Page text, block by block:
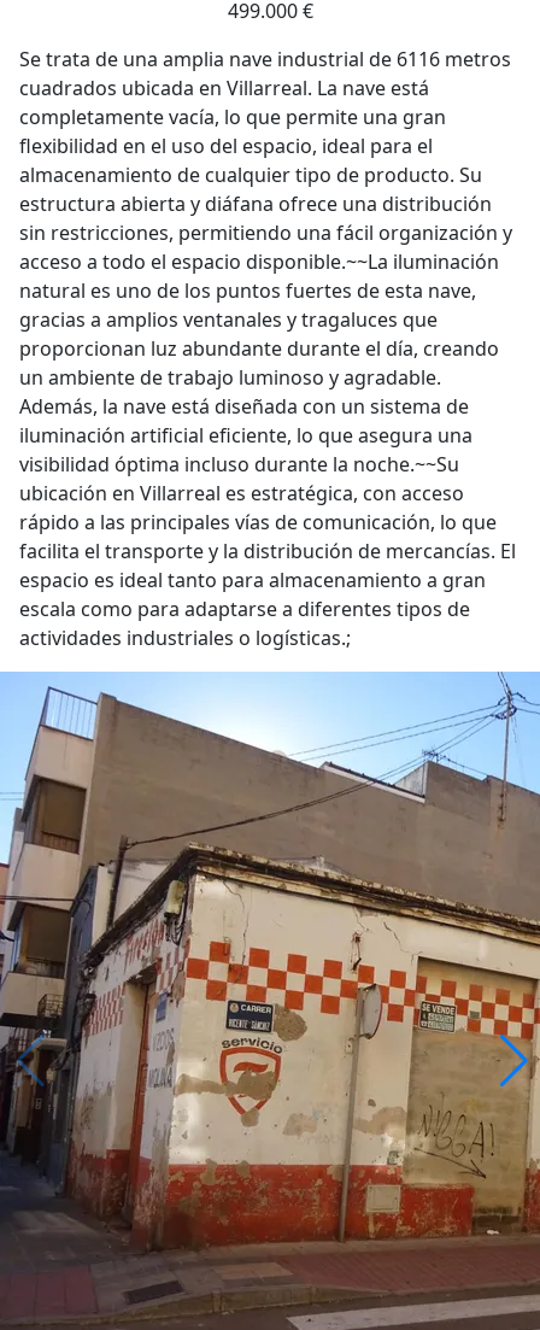
499.000 €
Se trata de una amplia nave industrial de 6116 metros
cuadrados ubicada en Villarreal. La nave está
completamente vacía, lo que permite una gran
flexibilidad en el uso del espacio, ideal para el
almacenamiento de cualquier tipo de producto. Su
estructura abierta y diáfana ofrece una distribución
sin restricciones, permitiendo una fácil organización y
acceso a todo el espacio disponible.~~La iluminación
natural es uno de los puntos fuertes de esta nave,
gracias a amplios ventanales y tragaluces que
proporcionan luz abundante durante el día, creando
un ambiente de trabajo luminoso y agradable.
Además, la nave está diseñada con un sistema de
iluminación artificial eficiente, lo que asegura una
visibilidad óptima incluso durante la noche.~~Su
ubicación en Villarreal es estratégica, con acceso
rápido a las principales vías de comunicación, lo que
facilita el transporte y la distribución de mercancías. El
espacio es ideal tanto para almacenamiento a gran
escala como para adaptarse a diferentes tipos de
actividades industriales o logísticas.;